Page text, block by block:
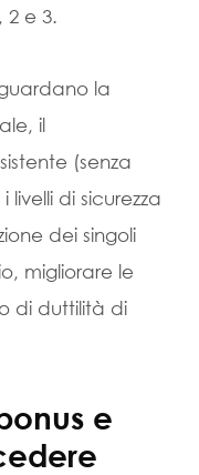
2 e 3.
la
il
(senza
di sicurezza
dei singoli
migliorare le
di duttilità di
e